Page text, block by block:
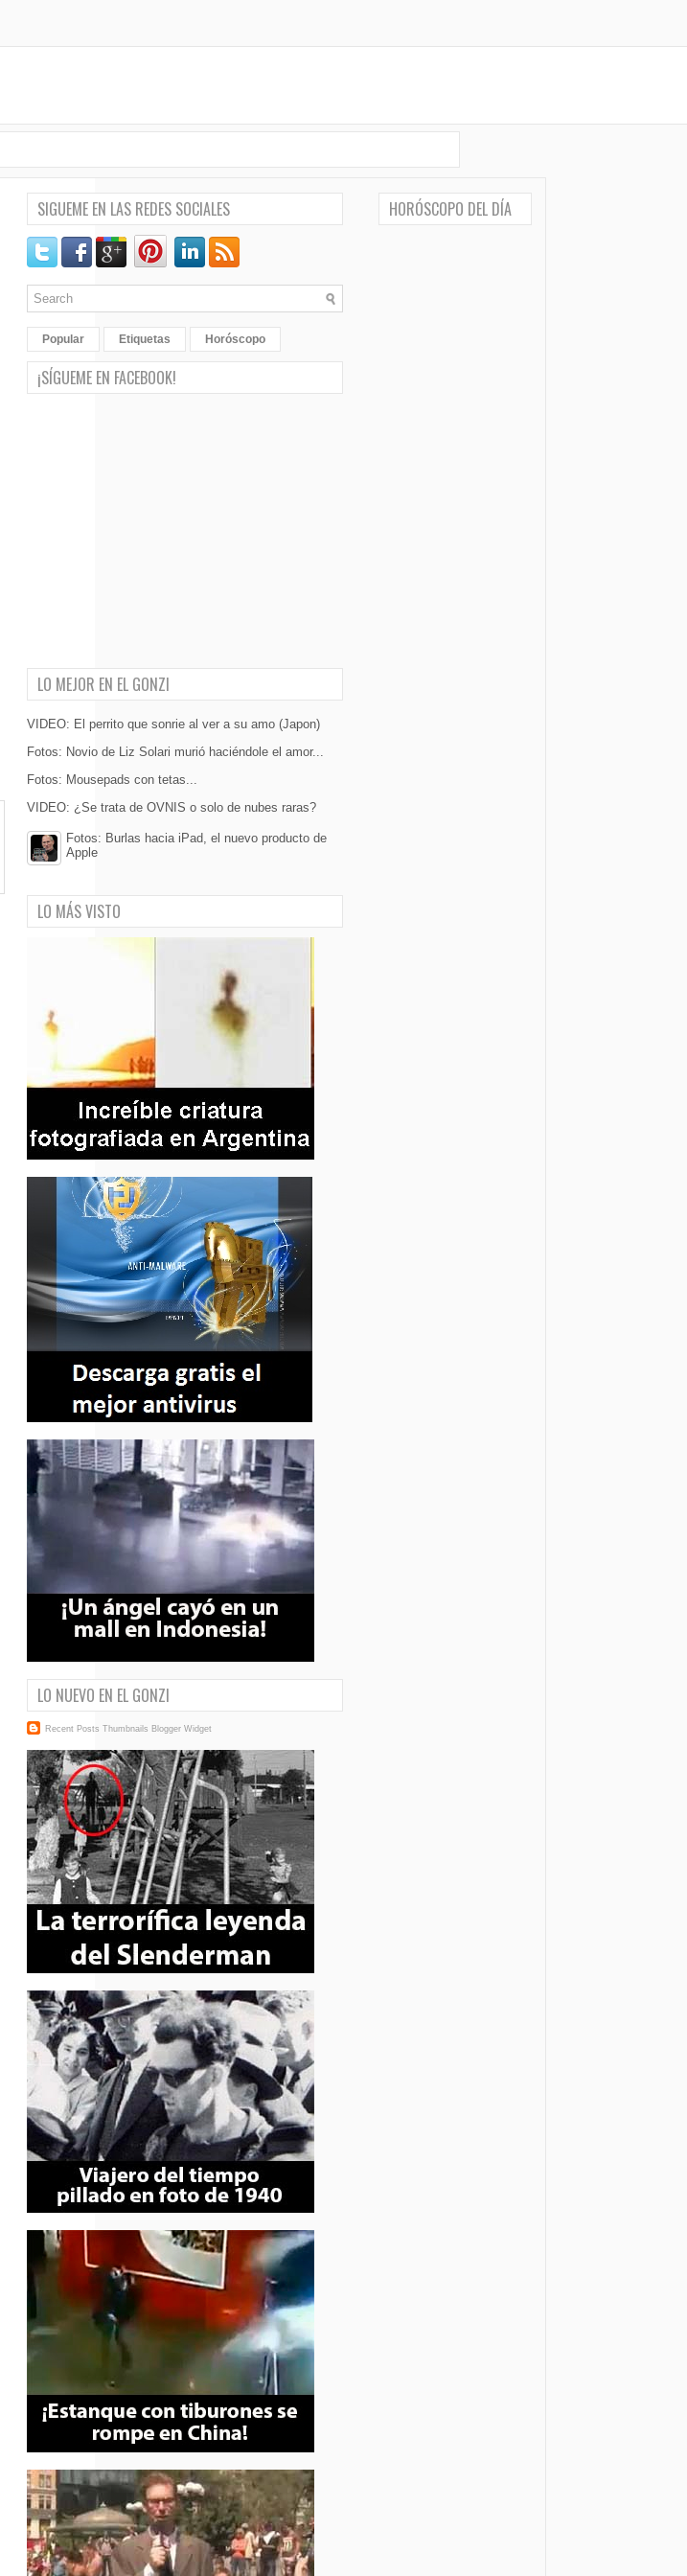
SIGUEME EN LAS REDES SOCIALES
Popular Etiquetas Horóscopo
¡SÍGUEME EN FACEBOOK!
LO MEJOR EN EL GONZI
VIDEO: El perrito que sonrie al ver a su amo (Japon)
Fotos: Novio de Liz Solari murió haciéndole el amor...
Fotos: Mousepads con tetas...
VIDEO: ¿Se trata de OVNIS o solo de nubes raras?
Fotos: Burlas hacia iPad, el nuevo producto de
Apple
LO MÁS VISTO
LO NUEVO EN EL GONZI
Recent Posts Thumbnails Blogger Widget
HORÓSCOPO DEL DÍA